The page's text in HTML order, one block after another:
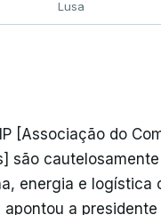
Lusa
[Associação do
são
energia e logística
a